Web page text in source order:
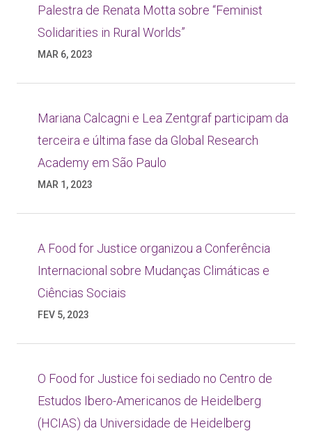
Palestra de Renata Motta sobre “Feminist
Solidarities in Rural Worlds”
MAR 6, 2023
Mariana Calcagni e Lea Zentgraf participam da
terceira e última fase da Global Research
Academy em São Paulo
MAR 1, 2023
A Food for Justice organizou a Conferência
Internacional sobre Mudanças Climáticas e
Ciências Sociais
FEV 5, 2023
O Food for Justice foi sediado no Centro de
Estudos Ibero-Americanos de Heidelberg
(HCIAS) da Universidade de Heidelberg